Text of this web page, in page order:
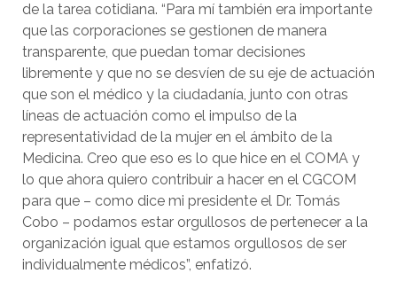
de la tarea cotidiana. “Para mí también era importante
que las corporaciones se gestionen de manera
transparente, que puedan tomar decisiones
libremente y que no se desvíen de su eje de actuación
que son el médico y la ciudadanía, junto con otras
líneas de actuación como el impulso de la
representatividad de la mujer en el ámbito de la
Medicina. Creo que eso es lo que hice en el COMA y
lo que ahora quiero contribuir a hacer en el CGCOM
para que – como dice mi presidente el Dr. Tomás
Cobo – podamos estar orgullosos de pertenecer a la
organización igual que estamos orgullosos de ser
individualmente médicos”, enfatizó.